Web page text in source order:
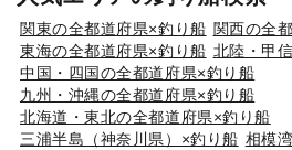
関東の全都道府県×釣り船 関西の全
東海の全都道府県×釣り船 北陸・甲
中国・四国の全都道府県×釣り船
九州・沖縄の全都道府県×釣り船
北海道・東北の全都道府県×釣り船
三浦半島（神奈川県）×釣り船 相模